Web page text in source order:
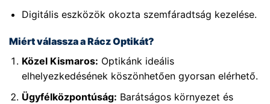
Digitális eszközök okozta szemfáradtság kezelése.
Miért válassza a Rácz Optikát?
Közel Kismaros: Optikánk ideális
elhelyezkedésének köszönhetően gyorsan elérhető.
Ügyfélközpontúság: Barátságos környezet és